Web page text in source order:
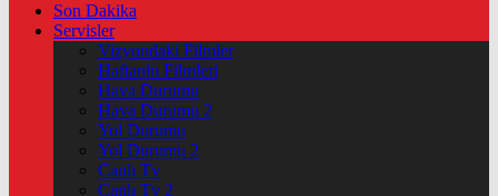
Son Dakika
Servisler
Vizyondaki Filmler
Haftanin Filmleri
Hava Durumu
Hava Durumu 2
Yol Durumu
Yol Durumu 2
Canlı Tv
Canlı Tv 2